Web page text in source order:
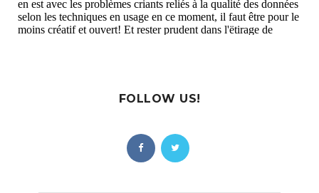
FOLLOW US!